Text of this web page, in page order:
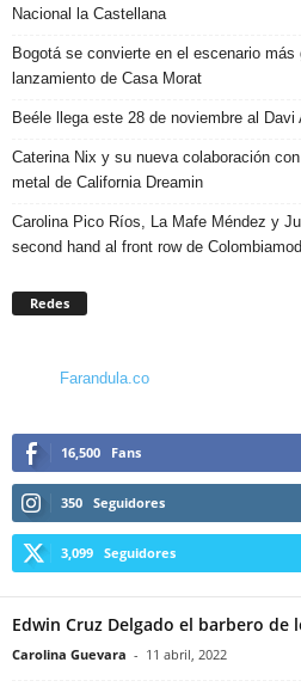
Nacional la Castellana
Bogotá se convierte en el escenario más
lanzamiento de Casa Morat
Beéle llega este 28 de noviembre al Davi
Caterina Nix y su nueva colaboración
metal de California Dreamin
Carolina Pico Ríos, La Mafe Méndez y
second hand al front row de
Redes
Farandula.co
16,500 Fans
350 Seguidores
3,099 Seguidores
Edwin Cruz Delgado el barbero
Carolina Guevara - 11 abril, 2022